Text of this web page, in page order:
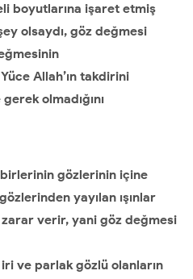
boyutlarına işaret etmiş
olsaydı, göz değmesi
Allah’ın takdirini
gerekolmadığını
gözlerinin içine
yayılan ışınlar
verir, yani göz değmesi
iri ve parlak gözlü olanların